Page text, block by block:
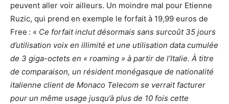
peuvent aller voir ailleurs. Un moindre mal pour Etienne
Ruzic, qui prend en exemple le forfait à 19,99 euros de
Free : « Ce forfait inclut désormais sans surcoût 35 jours
d’utilisation voix en illimité et une utilisation data cumulée
de 3 giga-octets en « roaming » à partir de l’Italie. À titre
de comparaison, un résident monégasque de nationalité
italienne client de Monaco Telecom se verrait facturer
pour un même usage jusqu’à plus de 10 fois cette